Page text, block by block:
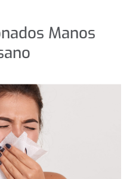
Manos